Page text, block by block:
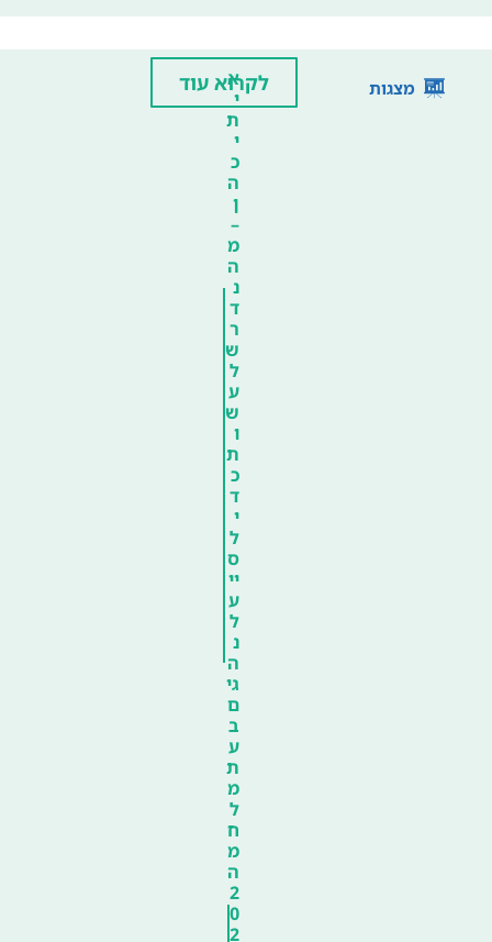
מצגות
א
י
ת
י
כ
ה
ן
–
מ
ה
נ
ד
ר
ש
ל
ע
ש
ו
ת
כ
ד
י
ל
ס
יי
ע
ל
נ
ה
גי
ם
ב
ע
ת
מ
ל
ח
מ
ה
2
0
2
לקרוא עוד